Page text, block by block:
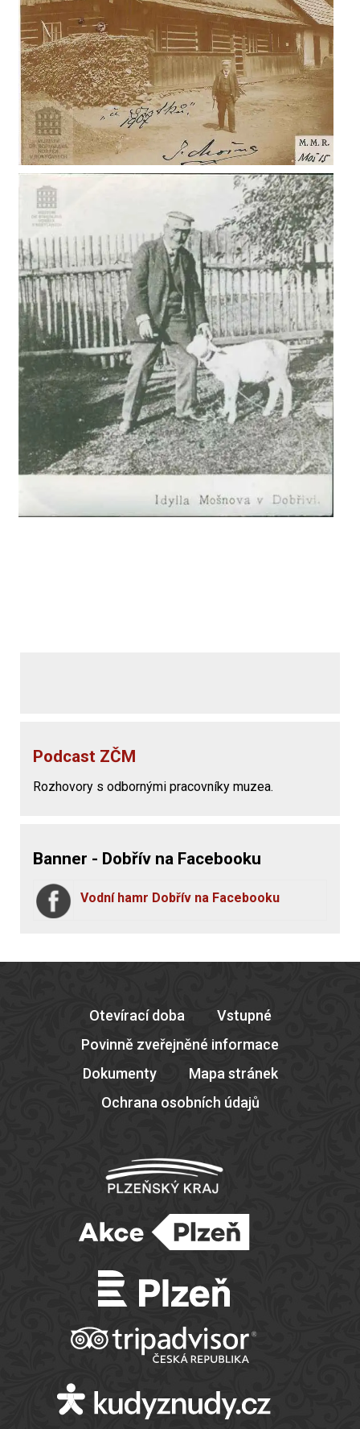
Podcast ZČM
Rozhovory s odbornými pracovníky muzea.
Banner - Dobřív na Facebooku
Vodní hamr Dobřív na Facebooku
Otevírací doba
Vstupné
Povinně zveřejněné informace
Dokumenty
Mapa stránek
Ochrana osobních údajů